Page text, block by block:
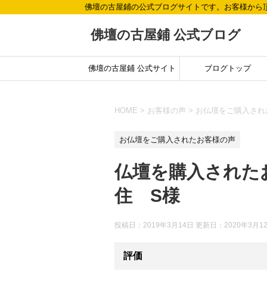
佛壇の古屋鋪の公式ブログサイトです。お客様か
佛壇の古屋鋪 公式ブログ
佛壇の古屋鋪 公式サイト ブログトップ
HOME > お客様の声 > お仏壇をご購入さ
お仏壇をご購入されたお客様の声
仏壇を購入された
住 S様
投稿日：2019年3月14日 更新日： 2020年3月
評価